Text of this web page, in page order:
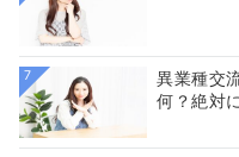
7
異業種交
何？絶対